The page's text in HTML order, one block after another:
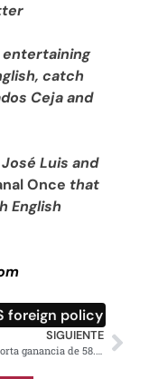
catch
Ceja and
José Luis and
Once that
English
foreign policy
SIGUIENTE
Nvidia reporta ganancia de 58.300 millones de dólares